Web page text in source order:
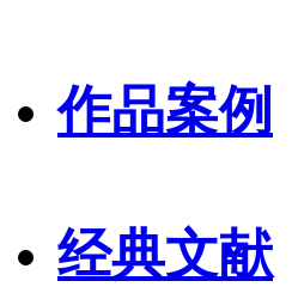
作品案例
经典文献